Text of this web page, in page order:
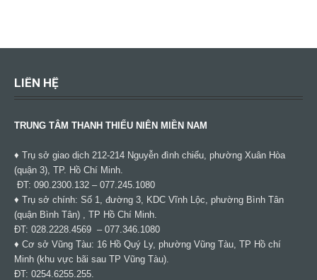
LIÊN HỆ
TRUNG TÂM THANH THIẾU NIÊN MIỀN NAM
♦ Trụ sở giao dịch 212-214 Nguyễn đình chiểu, phường Xuân Hòa
(quận 3), TP. Hồ Chí Minh.
ĐT: 090.2300.132 – 077.245.1080
♦ Trụ sở chính: Số 1, đường 3, KDC Vĩnh Lộc, phường Bình Tân
(quận Bình Tân) , TP Hồ Chí Minh.
ĐT: 028.2228.4569 – 077.346.1080
♦ Cơ sở Vũng Tàu: 16 Hồ Quý Ly, phường Vũng Tàu, TP Hồ chí
Minh (khu vực bãi sau TP Vũng Tàu).
ĐT: 0254.6255.255.